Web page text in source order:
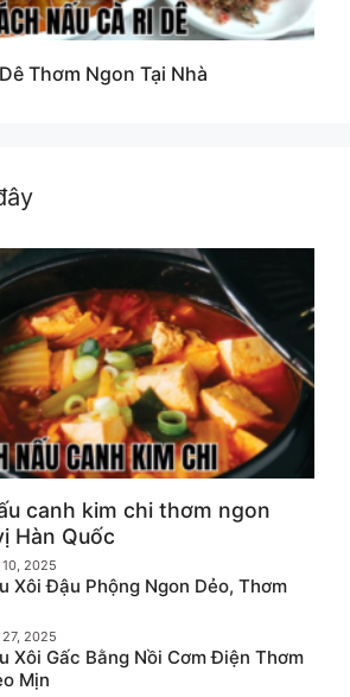
Thơm Ngon Tại Nhà
canh kim chi thơm ngon
Hàn Quốc
10, 2025
Xôi Đậu Phộng Ngon Dẻo, Thơm
27, 2025
Xôi Gấc Bằng Nồi Cơm Điện Thơm
Mịn